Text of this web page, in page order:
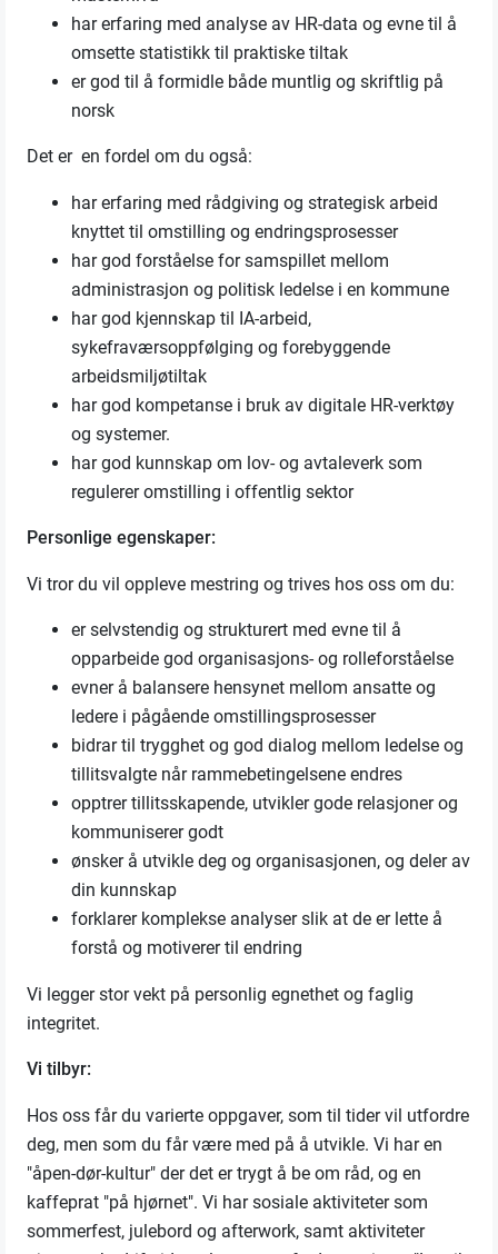
har erfaring med analyse av HR-data og evne til å
omsette statistikk til praktiske tiltak
er god til å formidle både muntlig og skriftlig på
norsk
Det er en fordel om du også:
har erfaring med rådgiving og strategisk arbeid
knyttet til omstilling og endringsprosesser
har god forståelse for samspillet mellom
administrasjon og politisk ledelse i en kommune
har god kjennskap til IA-arbeid,
sykefraværsoppfølging og forebyggende
arbeidsmiljøtiltak
har god kompetanse i bruk av digitale HR-verktøy
og systemer.
har god kunnskap om lov- og avtaleverk som
regulerer omstilling i offentlig sektor
Personlige egenskaper:
Vi tror du vil oppleve mestring og trives hos oss om du:
er selvstendig og strukturert med evne til å
opparbeide god organisasjons- og rolleforståelse
evner å balansere hensynet mellom ansatte og
ledere i pågående omstillingsprosesser
bidrar til trygghet og god dialog mellom ledelse og
tillitsvalgte når rammebetingelsene endres
opptrer tillitsskapende, utvikler gode relasjoner og
kommuniserer godt
ønsker å utvikle deg og organisasjonen, og deler av
din kunnskap
forklarer komplekse analyser slik at de er lette å
forstå og motiverer til endring
Vi legger stor vekt på personlig egnethet og faglig
integritet.
Vi tilbyr:
Hos oss får du varierte oppgaver, som til tider vil utfordre
deg, men som du får være med på å utvikle. Vi har en
"åpen-dør-kultur" der det er trygt å be om råd, og en
kaffeprat "på hjørnet". Vi har sosiale aktiviteter som
sommerfest, julebord og afterwork, samt aktiviteter